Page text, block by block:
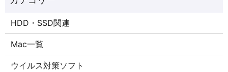
HDD・SSD関連
Mac一覧
ウイルス対策ソフト